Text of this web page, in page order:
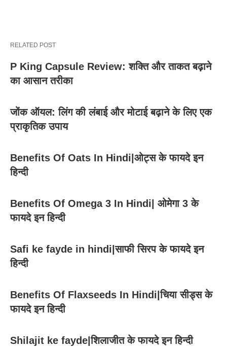
RELATED POST
P King Capsule Review: शक्ति और ताकत बढ़ाने
का आसान तरीका
जोंक ऑयल: लिंग की लंबाई और मोटाई बढ़ाने के लिए एक
प्राकृतिक उपाय
Benefits Of Oats In Hindi|ओट्स के फायदे इन
हिन्दी
Benefits Of Omega 3 In Hindi| ओमेगा 3 के
फायदे इन हिन्दी
Safi ke fayde in hindi|साफी सिरप के फायदे इन
हिन्दी
Benefits Of Flaxseeds In Hindi|चिया सीड्स के
फायदे इन हिन्दी
Shilajit ke fayde|शिलाजीत के फायदे इन हिन्दी